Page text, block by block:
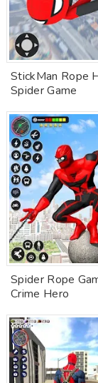
StickMan Rope
Spider Game
Spider Rope
Crime Hero